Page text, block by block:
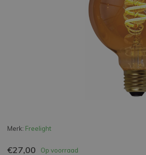
Merk: Freelight
€27,00 Op voorraad